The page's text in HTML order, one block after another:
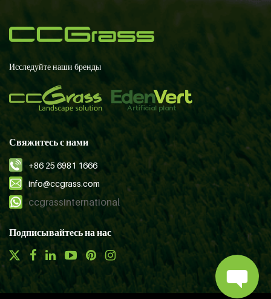
Исследуйте наши бренды
Свяжитесь с нами
+86 25 6981 1666
info@ccgrass.com
ccgrassinternational
Подписывайтесь на нас